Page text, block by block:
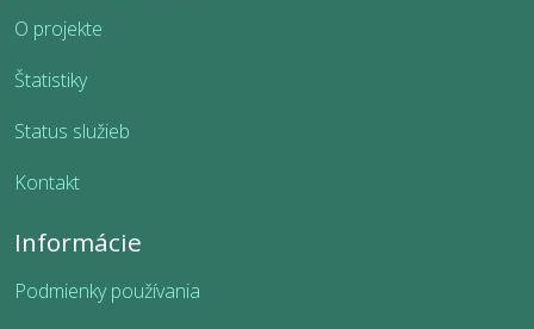
O projekte
Štatistiky
Status služieb
Kontakt
Informácie
Podmienky používania